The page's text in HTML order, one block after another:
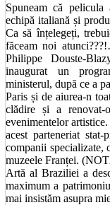
Spuneam că
echipă italiană și
Ca să înțelegeți,
făceam noi
Philippe Douste-
inaugurat un
ministerul, după ce a
Paris și de aiurea-n
clădire și a renovat-
evenimentelor
acest parteneriat
companii specializate,
muzeele Franței.
Artă al Braziliei a
maximum a
mai insistăm asupra